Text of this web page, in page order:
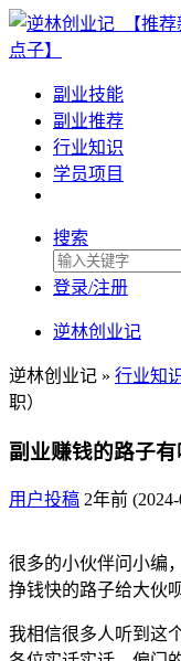
副业技能
副业推荐
行业知识
学员项目
搜索
登录/注册
逆林创业记
逆林创业记 » 行业知
职）
副业赚钱的路子有
用户投稿 2年前
很多的小伙伴问小编
挣钱快的路子给大伙呗
我相信很多人听到这